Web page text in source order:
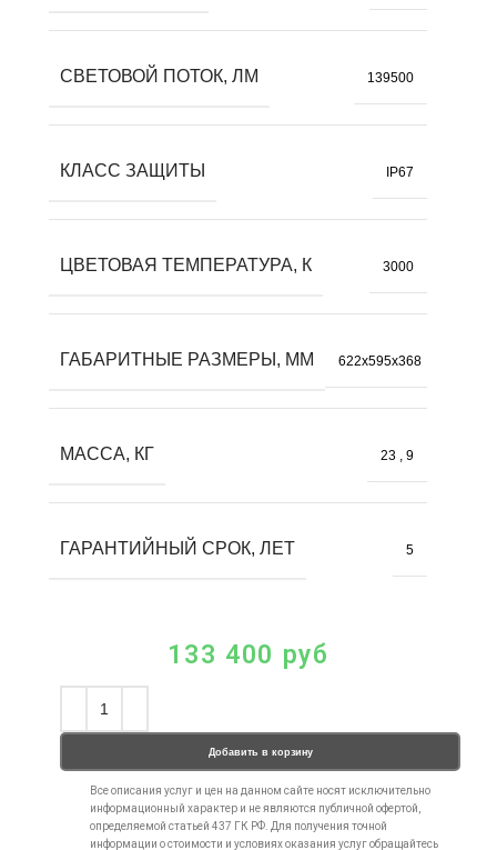
СВЕТОВОЙ ПОТОК, ЛМ 139500
КЛАСС ЗАЩИТЫ IP67
ЦВЕТОВАЯ ТЕМПЕРАТУРА, К 3000
ГАБАРИТНЫЕ РАЗМЕРЫ, ММ 622x595x368
МАССА, КГ 23 , 9
ГАРАНТИЙНЫЙ СРОК, ЛЕТ 5
133 400 руб
Добавить в корзину
Все описания услуг и цен на данном сайте носят исключительно
информационный характер и не являются публичной офертой,
определяемой статьей 437 ГК РФ. Для получения точной
информации о стоимости и условиях оказания услуг обращайтесь